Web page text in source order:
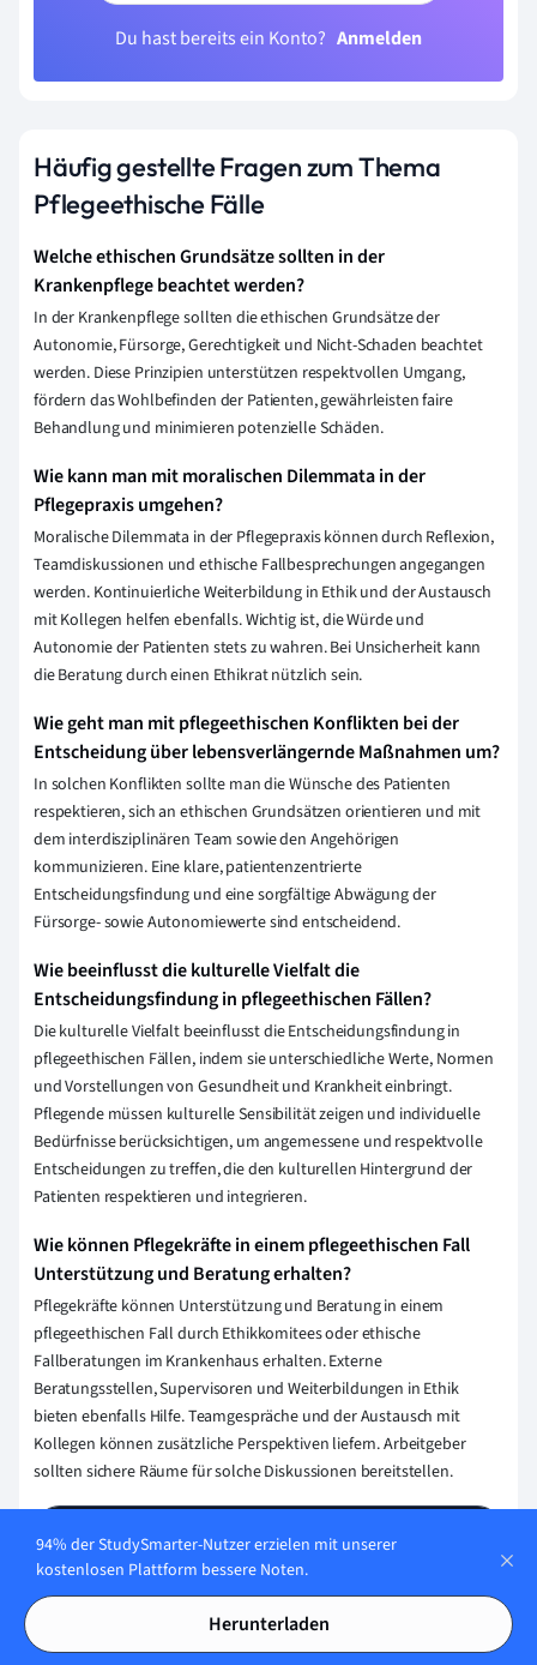
Du hast bereits ein Konto? Anmelden
Häufig gestellte Fragen zum Thema
Pflegeethische Fälle
Welche ethischen Grundsätze sollten in der
Krankenpflege beachtet werden?
In der Krankenpflege sollten die ethischen Grundsätze der
Autonomie, Fürsorge, Gerechtigkeit und Nicht-Schaden beachtet
werden. Diese Prinzipien unterstützen respektvollen Umgang,
fördern das Wohlbefinden der Patienten, gewährleisten faire
Behandlung und minimieren potenzielle Schäden.
Wie kann man mit moralischen Dilemmata in der
Pflegepraxis umgehen?
Moralische Dilemmata in der Pflegepraxis können durch Reflexion,
Teamdiskussionen und ethische Fallbesprechungen angegangen
werden. Kontinuierliche Weiterbildung in Ethik und der Austausch
mit Kollegen helfen ebenfalls. Wichtig ist, die Würde und
Autonomie der Patienten stets zu wahren. Bei Unsicherheit kann
die Beratung durch einen Ethikrat nützlich sein.
Wie geht man mit pflegeethischen Konflikten bei der
Entscheidung über lebensverlängernde Maßnahmen um?
In solchen Konflikten sollte man die Wünsche des Patienten
respektieren, sich an ethischen Grundsätzen orientieren und mit
dem interdisziplinären Team sowie den Angehörigen
kommunizieren. Eine klare, patientenzentrierte
Entscheidungsfindung und eine sorgfältige Abwägung der
Fürsorge- sowie Autonomiewerte sind entscheidend.
Wie beeinflusst die kulturelle Vielfalt die
Entscheidungsfindung in pflegeethischen Fällen?
Die kulturelle Vielfalt beeinflusst die Entscheidungsfindung in
pflegeethischen Fällen, indem sie unterschiedliche Werte, Normen
und Vorstellungen von Gesundheit und Krankheit einbringt.
Pflegende müssen kulturelle Sensibilität zeigen und individuelle
Bedürfnisse berücksichtigen, um angemessene und respektvolle
Entscheidungen zu treffen, die den kulturellen Hintergrund der
Patienten respektieren und integrieren.
Wie können Pflegekräfte in einem pflegeethischen Fall
Unterstützung und Beratung erhalten?
Pflegekräfte können Unterstützung und Beratung in einem
pflegeethischen Fall durch Ethikkomitees oder ethische
Fallberatungen im Krankenhaus erhalten. Externe
Beratungsstellen, Supervisoren und Weiterbildungen in Ethik
bieten ebenfalls Hilfe. Teamgespräche und der Austausch mit
Kollegen können zusätzliche Perspektiven liefern. Arbeitgeber
sollten sichere Räume für solche Diskussionen bereitstellen.
Erklärung speichern
Wie stellen wir sicher, dass unser Content
94% der StudySmarter-Nutzer erzielen mit unserer
kostenlosen Plattform bessere Noten.
Herunterladen